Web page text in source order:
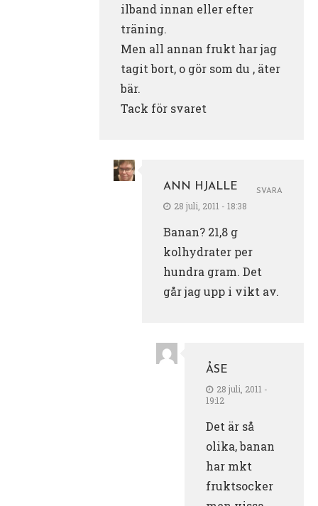
ilband innan eller efter
träning.
Men all annan frukt har jag
tagit bort, o gör som du , äter
bär.
Tack för svaret
ANN HJALLE
28 juli, 2011 - 18:38
Banan? 21,8 g
kolhydrater per
hundra gram. Det
går jag upp i vikt av.
SVARA
ÅSE
28 juli, 2011 -
19:12
Det är så
olika, banan
har mkt
fruktsocker